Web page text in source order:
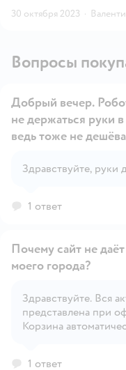
30 октября 2023 ·
Вопросы
Добрый вечер.
не держаться руки
ведь тоже не
Здравствуйте, руки
1 ответ
Почему сайт не
моего города?
Здравствуйте. Вся
представлена при
Корзина
1 ответ